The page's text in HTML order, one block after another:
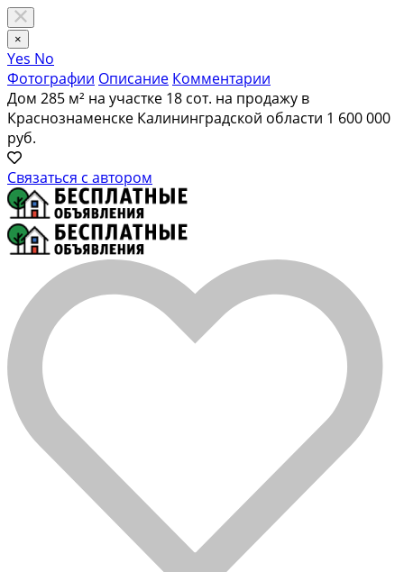
×
Yes No
Фотографии Описание Комментарии
Дом 285 м² на участке 18 сот. на продажу в
Краснознаменске Калининградской области 1 600 000
руб.
Связаться с автором